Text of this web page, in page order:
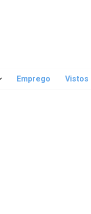
Emprego Vistos